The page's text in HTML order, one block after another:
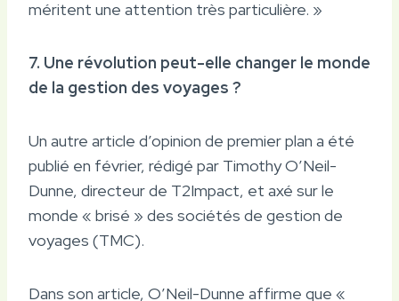
méritent une attention très particulière. »
7. Une révolution peut-elle changer le monde
de la gestion des voyages ?
Un autre article d’opinion de premier plan a été
publié en février, rédigé par Timothy O’Neil-
Dunne, directeur de T2Impact, et axé sur le
monde « brisé » des sociétés de gestion de
voyages (TMC).
Dans son article, O’Neil-Dunne affirme que «